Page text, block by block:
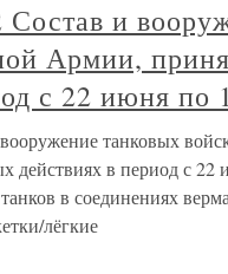
и
Армии,
с 22 июня по
танковых
действиях в период с
в соединениях
лёгкие